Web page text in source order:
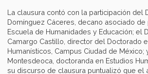
La clausura contó con la participación del
Domínguez Cáceres, decano asociado
Escuela de Humanidades y Educación; el
Camargo Castillo, director del Doctorado
Humanísticos, Campus Ciudad de México;
Montesdeoca, doctoranda en Estudios
su discurso de clausura puntualizó que el